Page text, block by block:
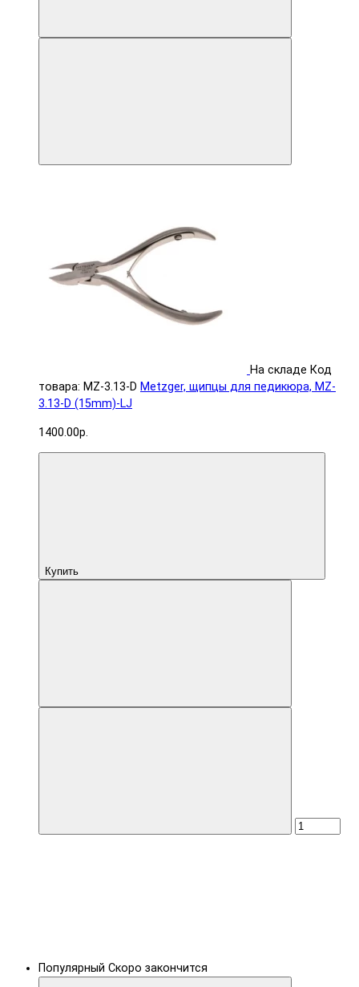
На складе Код
товара: MZ-3.13-D Metzger, щипцы для педикюра, MZ-
3.13-D (15mm)-LJ
1400.00р.
Купить
Популярный Скоро закончится